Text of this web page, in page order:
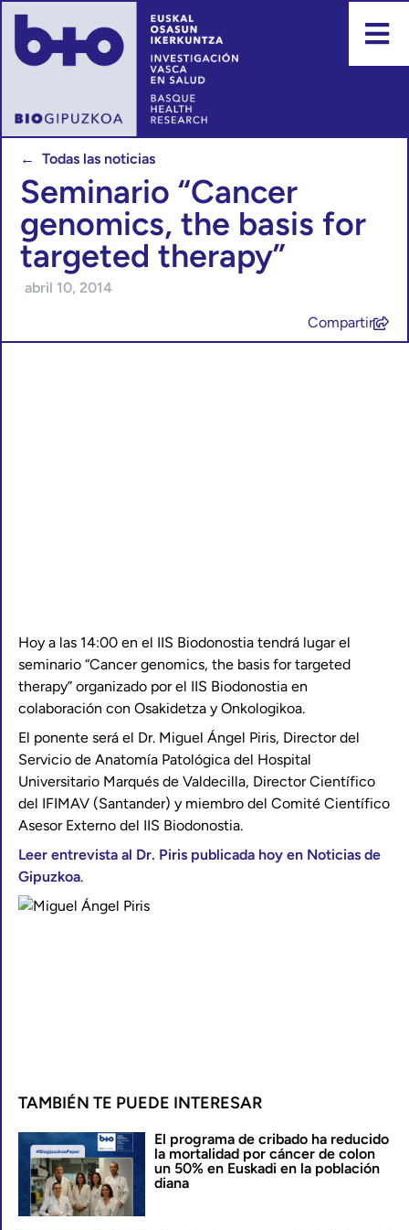
← Todas las noticias
Seminario “Cancer
genomics, the basis for
targeted therapy”
abril 10, 2014
Compartir
Hoy a las 14:00 en el IIS Biodonostia tendrá lugar el
seminario “Cancer genomics, the basis for targeted
therapy” organizado por el IIS Biodonostia en
colaboración con Osakidetza y Onkologikoa.
El ponente será el Dr. Miguel Ángel Piris, Director del
Servicio de Anatomía Patológica del Hospital
Universitario Marqués de Valdecilla, Director Científico
del IFIMAV (Santander) y miembro del Comité Científico
Asesor Externo del IIS Biodonostia.
Leer entrevista al Dr. Piris publicada hoy en Noticias de
Gipuzkoa.
TAMBIÉN TE PUEDE INTERESAR
El programa de cribado ha reducido
la mortalidad por cáncer de colon
un 50% en Euskadi en la población
diana